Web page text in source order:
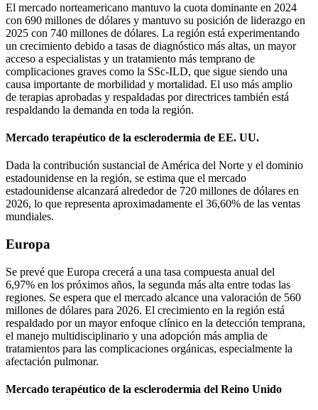
El mercado norteamericano mantuvo la cuota dominante en 2024
con 690 millones de dólares y mantuvo su posición de liderazgo en
2025 con 740 millones de dólares. La región está experimentando
un crecimiento debido a tasas de diagnóstico más altas, un mayor
acceso a especialistas y un tratamiento más temprano de
complicaciones graves como la SSc-ILD, que sigue siendo una
causa importante de morbilidad y mortalidad. El uso más amplio
de terapias aprobadas y respaldadas por directrices también está
respaldando la demanda en toda la región.
Mercado terapéutico de la esclerodermia de EE. UU.
Dada la contribución sustancial de América del Norte y el dominio
estadounidense en la región, se estima que el mercado
estadounidense alcanzará alrededor de 720 millones de dólares en
2026, lo que representa aproximadamente el 36,60% de las ventas
mundiales.
Europa
Se prevé que Europa crecerá a una tasa compuesta anual del
6,97% en los próximos años, la segunda más alta entre todas las
regiones. Se espera que el mercado alcance una valoración de 560
millones de dólares para 2026. El crecimiento en la región está
respaldado por un mayor enfoque clínico en la detección temprana,
el manejo multidisciplinario y una adopción más amplia de
tratamientos para las complicaciones orgánicas, especialmente la
afectación pulmonar.
Mercado terapéutico de la esclerodermia del Reino Unido